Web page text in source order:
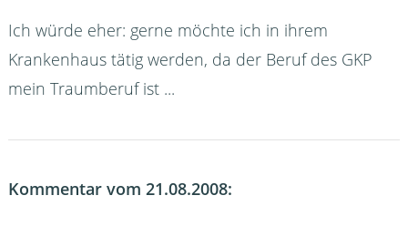
Ich würde eher: gerne möchte ich in ihrem
Krankenhaus tätig werden, da der Beruf des GKP
mein Traumberuf ist ...
Kommentar vom 21.08.2008: